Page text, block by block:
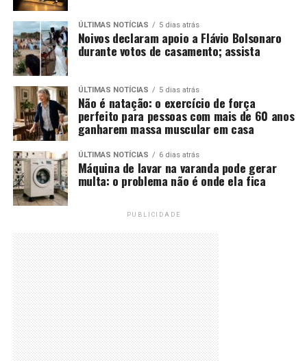
ÚLTIMAS NOTÍCIAS 5 dias atrás
Noivos declaram apoio a Flávio Bolsonaro
durante votos de casamento; assista
ÚLTIMAS NOTÍCIAS 5 dias atrás
Não é natação: o exercício de força
perfeito para pessoas com mais de 60 anos
ganharem massa muscular em casa
ÚLTIMAS NOTÍCIAS 6 dias atrás
Máquina de lavar na varanda pode gerar
multa: o problema não é onde ela fica
PUBLICIDADE